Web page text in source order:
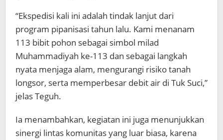
“Ekspedisi kali ini adalah tindak lanjut dari
program pipanisasi tahun lalu. Kami menanam
113 bibit pohon sebagai simbol milad
Muhammadiyah ke-113 dan sebagai langkah
nyata menjaga alam, mengurangi risiko tanah
longsor, serta memperbesar debit air di Tuk Suci,”
jelas Teguh.
Ia menambahkan, kegiatan ini juga menunjukkan
sinergi lintas komunitas yang luar biasa, karena